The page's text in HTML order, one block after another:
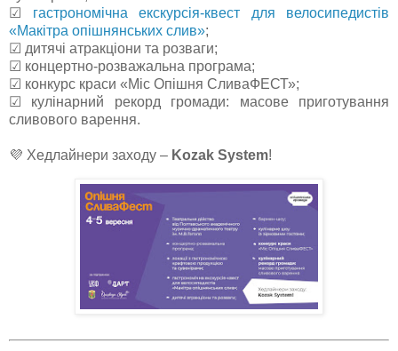
☑ гастрономічна екскурсія-квест для велосипедистів
«Макітра опішнянських слив»;
☑ дитячі атракціони та розваги;
☑ концертно-розважальна програма;
☑ конкурс краси «Міс Опішня СливаФЕСТ»;
☑ кулінарний рекорд громади: масове приготування
сливового варення.
💜 Хедлайнери заходу – Kozak System!